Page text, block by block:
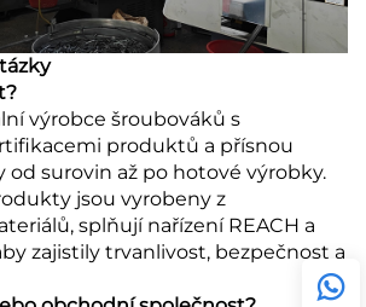
výrobce šroubováků s
produktů a přísnou
od surovin až po hotové výrobky.
jsou vyrobeny z
splňují nařízení REACH a
zajistily trvanlivost, bezpečnost a